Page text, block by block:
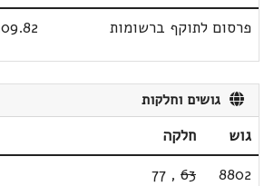
פרסום לתוקף ברשומות
גושים וחלקות
גוש
חלקה
8802
63
,
77